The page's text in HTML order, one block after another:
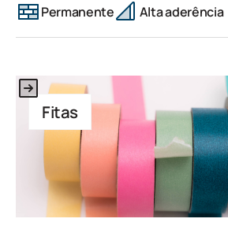
Permanente Alta aderência
Fitas
This is some text inside of a div block.